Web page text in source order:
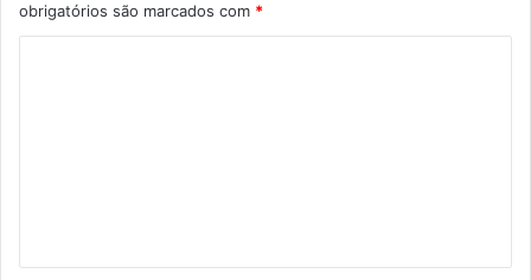
obrigatórios são marcados com *
á